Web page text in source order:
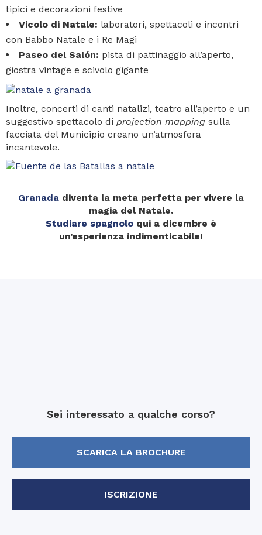
tipici e decorazioni festive
Vicolo di Natale: laboratori, spettacoli e incontri
con Babbo Natale e i Re Magi
Paseo del Salón: pista di pattinaggio all’aperto,
giostra vintage e scivolo gigante
Inoltre, concerti di canti natalizi, teatro all’aperto e un
suggestivo spettacolo di projection mapping sulla
facciata del Municipio creano un’atmosfera
incantevole.
Granada diventa la meta perfetta per vivere la
magia del Natale.
Studiare spagnolo qui a dicembre è
un’esperienza indimenticabile!
Sei interessato a qualche corso?
SCARICA LA BROCHURE
ISCRIZIONE